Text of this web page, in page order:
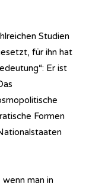
Studien
für ihn hat
Er ist
Formen
man in